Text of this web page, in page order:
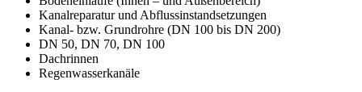
Kanalreparatur und Abflussinstandsetzungen
Kanal- bzw. Grundrohre (DN 100 bis DN 200)
DN 50, DN 70, DN 100
Dachrinnen
Regenwasserkanäle